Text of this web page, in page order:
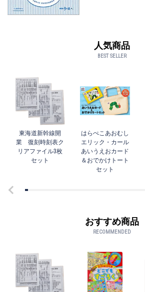
人気商品
BEST SELLER
東海道新幹線開
業 復刻時刻表ク
リアファイル3枚
セット
はらぺこあおむし
エリック・カール
あいうえおカード
＆おでかけトート
セット
おすすめ商品
RECOMMENDED